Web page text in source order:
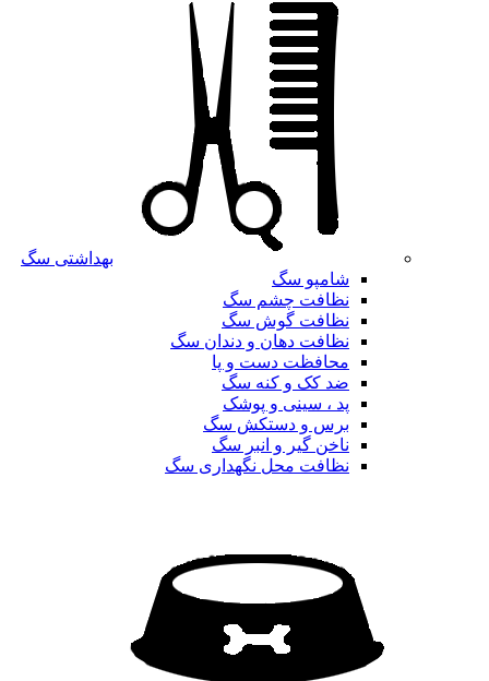
بهداشتی سگ
شامپو سگ
نظافت چشم سگ
نظافت گوش سگ
نظافت دهان و دندان سگ
محافظت دست و پا
ضد کک و کنه سگ
پد ، سینی و پوشک
برس و دستکش سگ
ناخن گیر و انبر سگ
نظافت محل نگهداری سگ